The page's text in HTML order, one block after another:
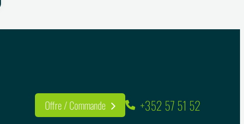
Offre / Commande +352 57 51 52